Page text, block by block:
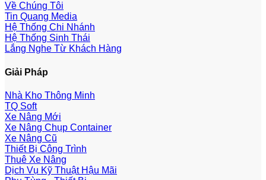
Về Chúng Tôi
Tin Quang Media
Hệ Thống Chi Nhánh
Hệ Thống Sinh Thái
Lắng Nghe Từ Khách Hàng
Giải Pháp
Nhà Kho Thông Minh
TQ Soft
Xe Nâng Mới
Xe Nâng Chụp Container
Xe Nâng Cũ
Thiết Bị Công Trình
Thuê Xe Nâng
Dịch Vụ Kỹ Thuật Hậu Mãi